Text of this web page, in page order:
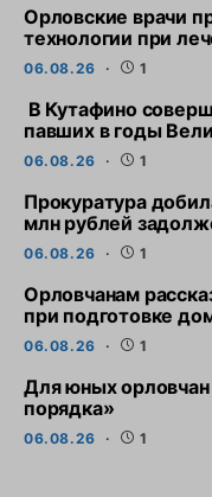
Орловские врачи
технологии при
06.08.26 1
В Кутафино
павших в годы
06.08.26 1
Прокуратура
млн рублей
06.08.26 1
Орловчанам
при подготовке
06.08.26 1
Для юных
порядка»
06.08.26 1